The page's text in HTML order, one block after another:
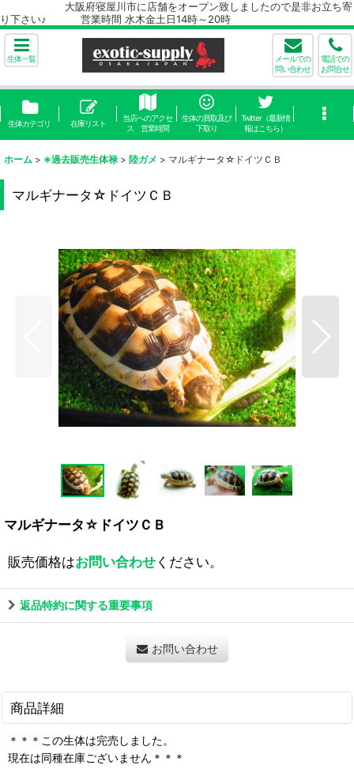
大阪府寝屋川市に店舗をオープン致しましたので是非お立ち寄
り下さい♪ 営業時間 水木金土日14時～20時
生体一覧
メールでの
問い合わせ
電話での
お問合せ
生体カテゴリ 在庫リスト
当店へのアクセ
ス 営業時間
生体の買取及び
下取り
Twitter（最新情
報はこちら）
ホーム > ※過去販売生体禄 > 陸ガメ > マルギナータ☆ドイツＣＢ
マルギナータ☆ドイツＣＢ
マルギナータ☆ドイツＣＢ
販売価格はお問い合わせください。
返品特約に関する重要事項
お問い合わせ
商品詳細
＊＊＊この生体は完売しました。
現在は同種在庫ございません＊＊＊